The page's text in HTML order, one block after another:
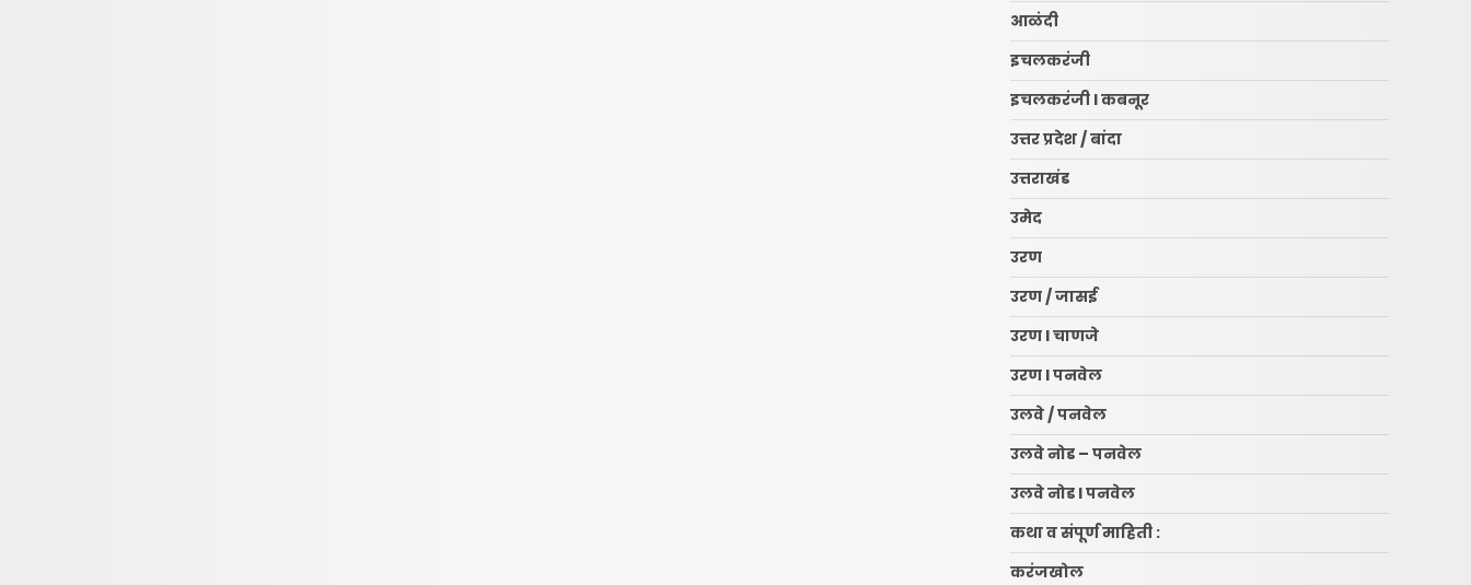
आळंदी
इचलकरंजी
इचलकरंजी l कबनूर
उत्तर प्रदेश / बांदा
उत्तराखंड
उमेद
उरण
उरण / जासई
उरण l चाणजे
उरण l पनवेल
उलवे / पनवेल
उलवे नोड – पनवेल
उलवे नोड l पनवेल
कथा व संपूर्ण माहिती :
करंजखोल